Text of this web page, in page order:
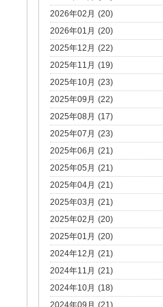
2026年02月 (20)
2026年01月 (20)
2025年12月 (22)
2025年11月 (19)
2025年10月 (23)
2025年09月 (22)
2025年08月 (17)
2025年07月 (23)
2025年06月 (21)
2025年05月 (21)
2025年04月 (21)
2025年03月 (21)
2025年02月 (20)
2025年01月 (20)
2024年12月 (21)
2024年11月 (21)
2024年10月 (18)
2024年09月 (21)